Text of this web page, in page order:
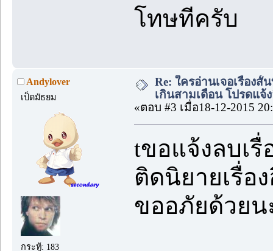
โทษทีครับ
Andylover
เป็ดมัธยม
กระทู้: 183
Re: ใครอ่านเจอเรื่อง
เกินสามเดือน โปรดแจ้
«ตอบ #3 เมื่อ18-12-2015
tขอแจ้งลบเรื่
ติดนิยายเรื่อ
ขออภัยด้วยน